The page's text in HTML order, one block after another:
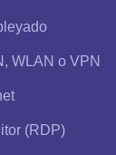
WLAN o VPN
(RDP)